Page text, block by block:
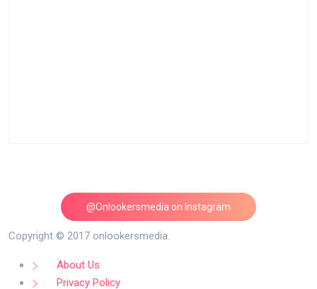
@Onlookersmedia on Instagram
Follow on Instagram
Copyright © 2017 onlookersmedia.
About Us
Privacy Policy